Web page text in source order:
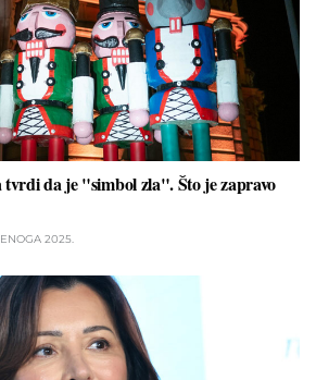
tvrdi da je "simbol zla". Što je zapravo
2025.